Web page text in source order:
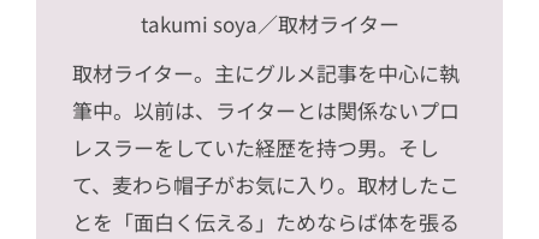
takumi soya／取材ライター
取材ライター。主にグルメ記事を中心に執
筆中。以前は、ライターとは関係ないプロ
レスラーをしていた経歴を持つ男。そし
て、麦わら帽子がお気に入り。取材したこ
とを「面白く伝える」ためならば体を張る